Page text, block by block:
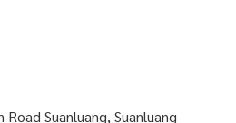
Suanluang, Suanluang